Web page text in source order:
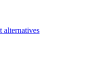
alternatives